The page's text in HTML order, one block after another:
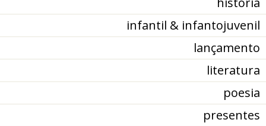
infantil & infantojuvenil
lançamento
literatura
poesia
presentes